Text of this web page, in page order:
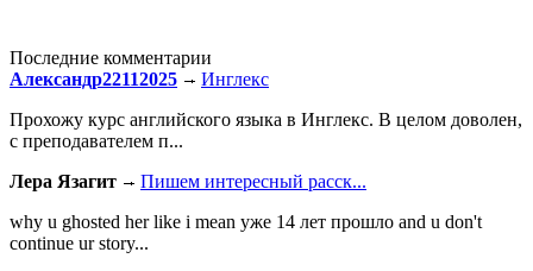
Последние комментарии
Александр22112025
Инглекс
Прохожу курс английского языка в Инглекс. В целом доволен,
с преподавателем п...
Лера Язагит
Пишем интересный расск...
why u ghosted her like i mean уже 14 лет прошло and u don't
continue ur story...